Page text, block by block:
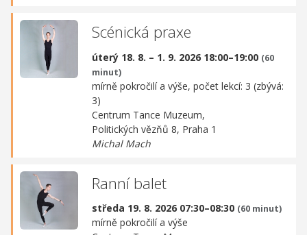
Scénická praxe
úterý 18. 8. – 1. 9. 2026 18:00–19:00 (60
minut)
mírně pokročilí a výše, počet lekcí: 3 (zbývá:
3)
Centrum Tance Muzeum,
Politických vězňů 8, Praha 1
Michal Mach
Ranní balet
středa 19. 8. 2026 07:30–08:30 (60 minut)
mírně pokročilí a výše